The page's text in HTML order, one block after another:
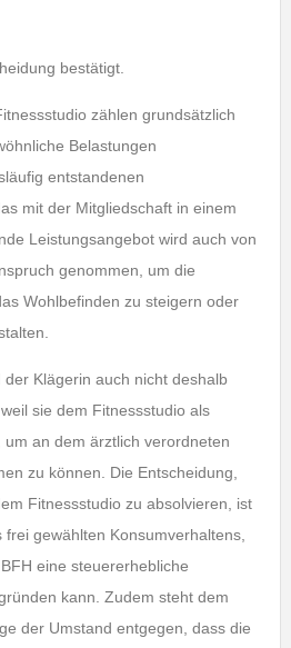
bestätigt.
zählen grundsätzlich
Belastungen
entstandenen
mit der Mitgliedschaft in einem
Leistungsangebot wird auch von
genommen, um die
Wohlbefinden zu steigern oder
Klägerin auch nicht deshalb
sie dem Fitnessstudio als
an dem ärztlich verordneten
zu können. Die Entscheidung,
Fitnessstudio zu absolvieren, ist
gewählten Konsumverhaltens,
eine steuererhebliche
kann. Zudem steht dem
der Umstand entgegen, dass die